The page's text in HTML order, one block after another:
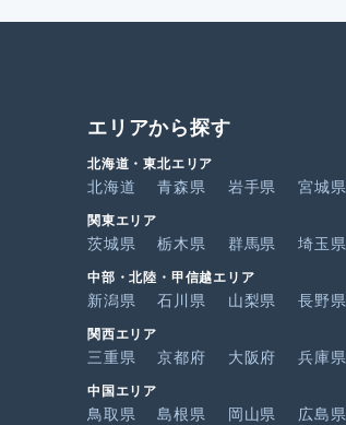
エリアから探す
北海道・東北エリア
北海道 青森県 岩手県 宮城県
関東エリア
茨城県 栃木県 群馬県 埼玉県
中部・北陸・甲信越エリア
新潟県 石川県 山梨県 長野県
関西エリア
三重県 京都府 大阪府 兵庫県
中国エリア
鳥取県 島根県 岡山県 広島県